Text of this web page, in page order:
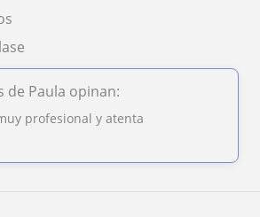
de Paula opinan:
profesional y atenta